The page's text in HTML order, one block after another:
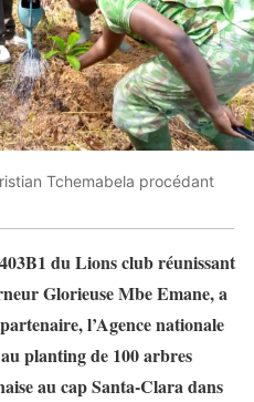
Tchemabela procédant
du Lions club réunissant
Glorieuse Mbe Emane, a
l’Agence nationale
planting de 100 arbres
au cap Santa-Clara dans